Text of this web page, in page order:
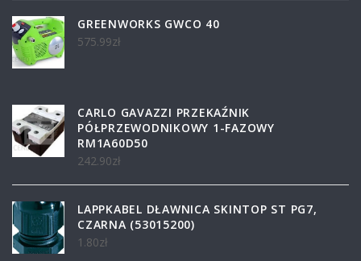
GREENWORKS GWCO 40
575.99zł
CARLO GAVAZZI PRZEKAŹNIK
PÓŁPRZEWODNIKOWY 1-FAZOWY
RM1A60D50
242.90zł
LAPPKABEL DŁAWNICA SKINTOP ST PG7,
CZARNA (53015200)
1.80zł